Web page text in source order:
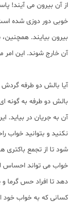
از آن بیرون می آیند!
خوبی دور دوزی شده
بیرون بیایند. همچنین،
آن خارج شوند. این امر
آیا بالش دو طرفه گردش
بالش دو طرفه به گونه
آن به جریان در
نکنید و بتوانید خواب
شود تا از تجمع
خواب می تواند احساس
دهد تا افراد حس گرما
کسانی که به خواب